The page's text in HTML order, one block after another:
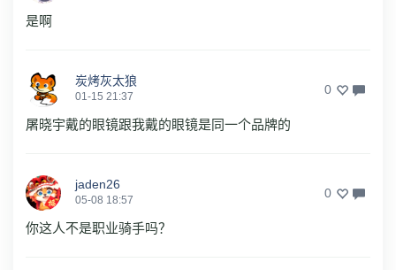
是啊
炭烤灰太狼
01-15 21:37 0
屠晓宇戴的眼镜跟我戴的眼镜是同一个品牌的
jaden26
05-08 18:57 0
你这人不是职业骑手吗？